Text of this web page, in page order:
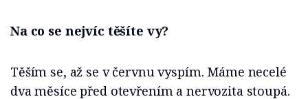
Na co se nejvíc těšíte vy?
Těším se, až se v červnu vyspím. Máme necelé
dva měsíce před otevřením a nervozita stoupá.